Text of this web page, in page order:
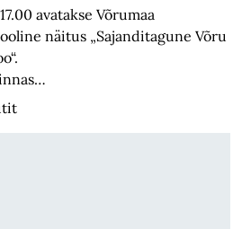
avatakse Võrumaa
näitus „Sajanditagune Võru